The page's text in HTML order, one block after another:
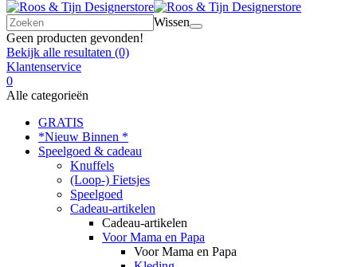
Wissen
Geen producten gevonden!
Bekijk alle resultaten (0)
Klantenservice
0
Alle categorieën
GRATIS
*Nieuw Binnen *
Speelgoed & cadeau
Knuffels
(Loop-) Fietsjes
Speelgoed
Cadeau-artikelen
Cadeau-artikelen
Voor Mama en Papa
Voor Mama en Papa